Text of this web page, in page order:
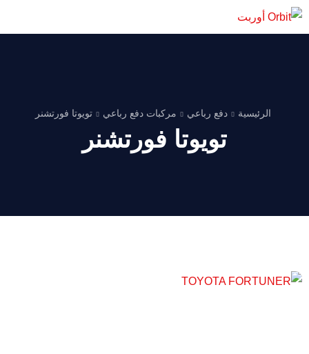
الرئيسية دفع رباعي مركبات دفع رباعي تويوتا فورتشنر
تويوتا فورتشنر